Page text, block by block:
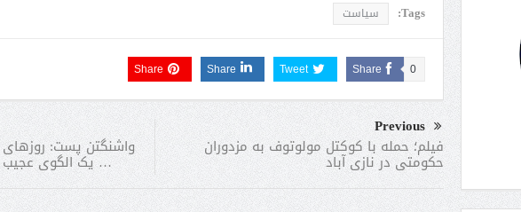
Tags: سیاست
Share 0
Tweet
Share
Share
Previous
فیلم؛ حمله با کوکتل مولوتوف به مزدوران
حکومتی در نازی آباد
واشنگتن پست: روزهای
… یک الگوی عجیب